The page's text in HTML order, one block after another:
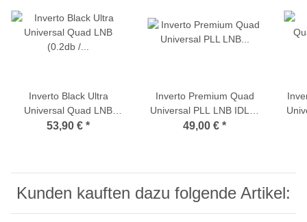
Inverto Black Ultra
Universal Quad LNB
(0.2db / High-Gain-LNB)
53,90 € *
Inverto Premium Quad
Universal PLL LNB IDLP-
QDL410-PREMU-OPN
49,00 € *
Kunden kauften dazu folgende Artikel: